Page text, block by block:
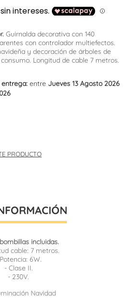
Guirnalda decorativa con 140
con controlador multiefectos.
y decoración de árboles de
Longitud de cable 7 metros.
entrega: entre Jueves 13 Agosto 2026
PRODUCTO
incluidas.
cable: 7 metros.
6W.
- Clase II.
- 230V.
Navidad